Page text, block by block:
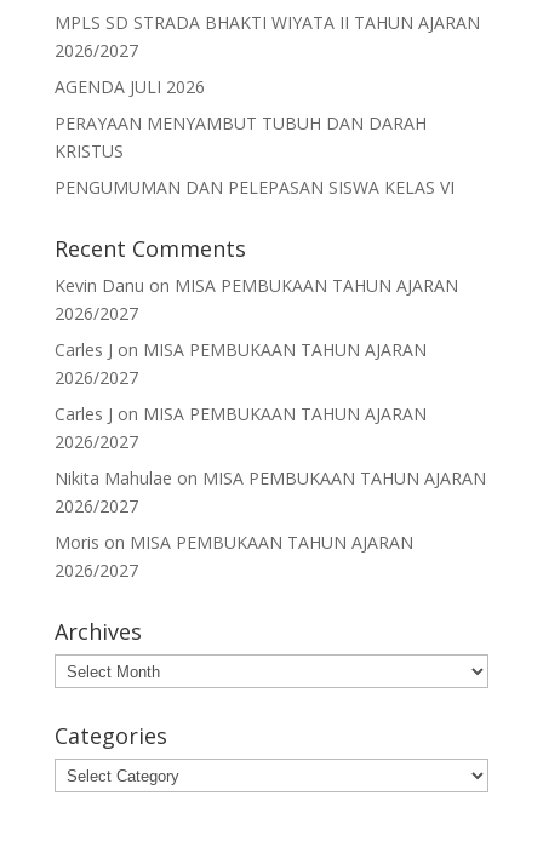
MPLS SD STRADA BHAKTI WIYATA II TAHUN AJARAN
2026/2027
AGENDA JULI 2026
PERAYAAN MENYAMBUT TUBUH DAN DARAH
KRISTUS
PENGUMUMAN DAN PELEPASAN SISWA KELAS VI
Recent Comments
Kevin Danu on MISA PEMBUKAAN TAHUN AJARAN
2026/2027
Carles J on MISA PEMBUKAAN TAHUN AJARAN
2026/2027
Carles J on MISA PEMBUKAAN TAHUN AJARAN
2026/2027
Nikita Mahulae on MISA PEMBUKAAN TAHUN AJARAN
2026/2027
Moris on MISA PEMBUKAAN TAHUN AJARAN
2026/2027
Archives
Archives
Categories
Categories